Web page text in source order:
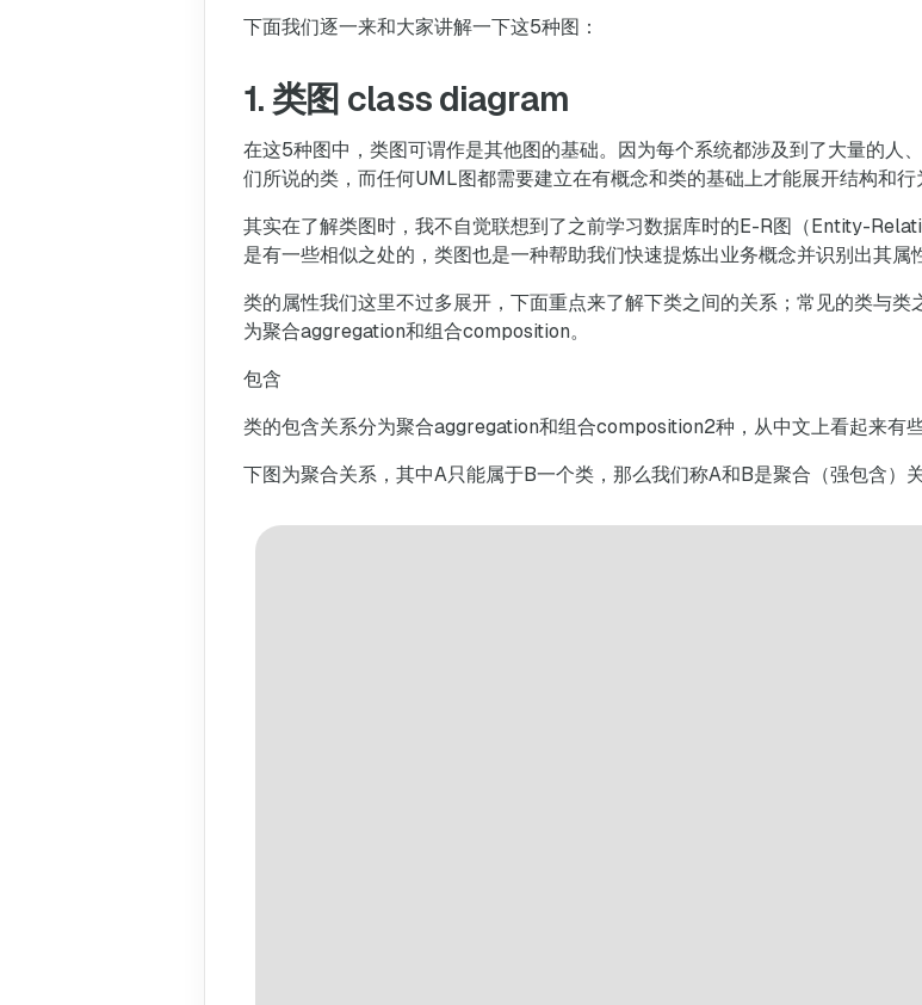
下面我们逐一来和大家讲解一下这5种图：
1. 类图 class diagram
在这5种图中，类图可谓作是其他图的基础。因为每个系统都涉及到了大量的人
们所说的类，而任何UML图都需要建立在有概念和类的基础上才能展开结构和行
其实在了解类图时，我不自觉联想到了之前学习数据库时的E-R图（Entity-
是有一些相似之处的，类图也是一种帮助我们快速提炼出业务概念并识别出其属
类的属性我们这里不过多展开，下面重点来了解下类之间的关系；常见的类与
为聚合aggregation和组合composition。
包含
类的包含关系分为聚合aggregation和组合composition2种，从中文上看起来有
下图为聚合关系，其中A只能属于B一个类，那么我们称A和B是聚合（强包含）